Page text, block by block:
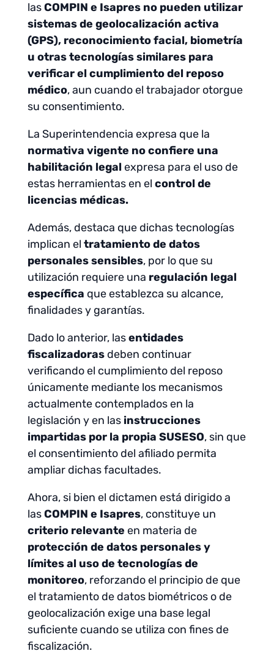
lasCOMPIN e Isapres no pueden utilizar
sistemas de geolocalización activa
(GPS), reconocimiento facial, biometría
u otras tecnologías similares para
verificar el cumplimiento del reposo
médico, aun cuando el trabajador otorgue
su consentimiento.
La Superintendencia expresa que la
normativa vigente no confiere una
habilitación legal expresa para el uso de
estas herramientas en el control de
licencias médicas.
Además, destaca que dichas tecnologías
implican el tratamiento de datos
personales sensibles, por lo que su
utilización requiere una regulación legal
específica que establezca su alcance,
finalidades y garantías.
Dado lo anterior, lasentidades
fiscalizadorasdeben continuar
verificando el cumplimiento del reposo
únicamente mediante los mecanismos
actualmente contemplados en la
legislación y en las instrucciones
impartidas por la propia SUSESO, sin que
el consentimiento del afiliado permita
ampliar dichas facultades.
Ahora, si bien el dictamen está dirigido a
lasCOMPIN e Isapres, constituye un
criterio relevante en materia de
protección de datos personales y
límites al uso de tecnologías de
monitoreo, reforzando el principio de que
el tratamiento de datos biométricos o de
geolocalización exige una base legal
suficiente cuando se utiliza con fines de
fiscalización.